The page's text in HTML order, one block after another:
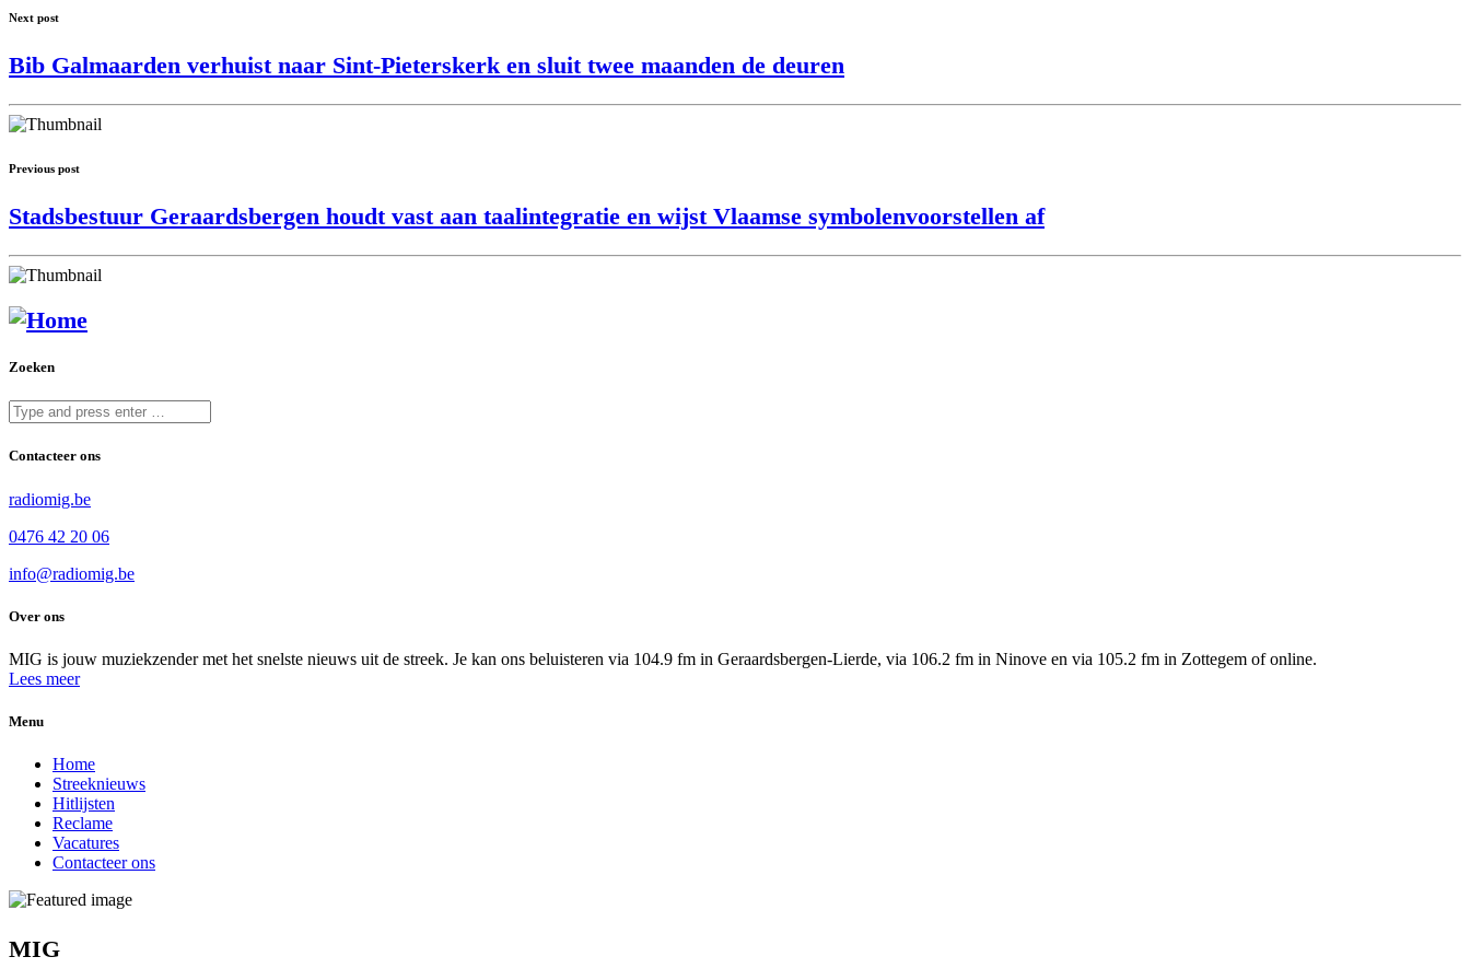
Next post
Bib Galmaarden verhuist naar Sint-Pieterskerk en sluit twee maanden de deuren
Previous post
Stadsbestuur Geraardsbergen houdt vast aan taalintegratie en wijst Vlaamse symbolenvoorstellen af
Zoeken
Contacteer ons
radiomig.be
0476 42 20 06
info@radiomig.be
Over ons
MIG is jouw muziekzender met het snelste nieuws uit de streek. Je kan ons beluisteren via 104.9 fm in Geraardsbergen-Lierde, via 106.2 fm in Ninove en via 105.2 fm in Zottegem of online.
Lees meer
Menu
Home
Streeknieuws
Hitlijsten
Reclame
Vacatures
Contacteer ons
MIG